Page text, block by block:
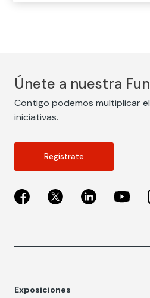
Únete a nuestra
Contigo podemos multiplicar
iniciativas.
Regístrate
Exposiciones